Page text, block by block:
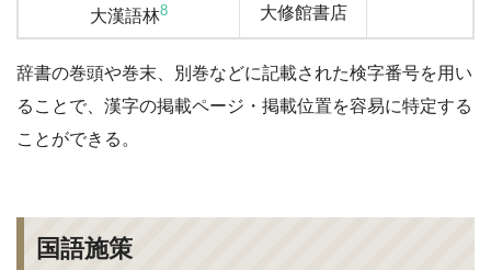
大漢語林8 大修館書店
辞書の巻頭や巻末、別巻などに記載された検字番号を用い
ることで、漢字の掲載ページ・掲載位置を容易に特定する
ことができる。
国語施策